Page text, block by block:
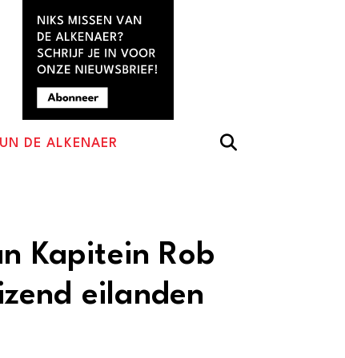
DE ALKENAER
Kapitein Rob
eilanden